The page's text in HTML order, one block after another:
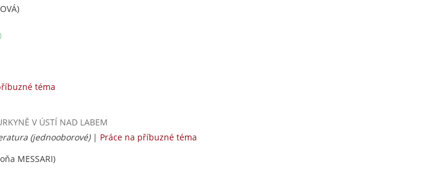
téma
V ÚSTÍ NAD LABEM
(jednooborové)| Práce na příbuzné téma
MESSARI)